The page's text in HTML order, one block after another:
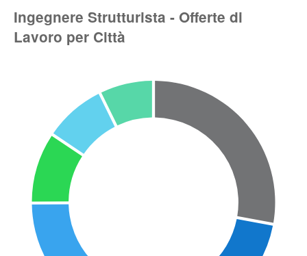
Ingegnere Strutturista - Offerte di
Lavoro per Città